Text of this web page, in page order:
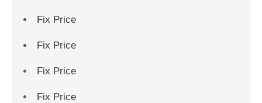
Fix Price
Fix Price
Fix Price
Fix Price